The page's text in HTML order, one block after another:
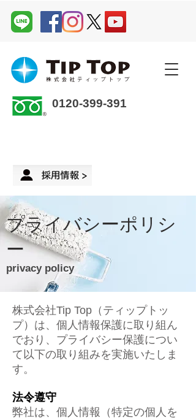
0120-399-391
プライバシーポリシ
ー
privacy policy
株式会社Tip Top（ティップトッ
プ）は、個人情報保護に取り組ん
でおり、プライバシー保護につい
て以下の取り組みを実施いたしま
す。
法令遵守
弊社は、個人情報（特定の個人を